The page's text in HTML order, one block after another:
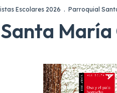
Escolares 2026 . Parroquial
María